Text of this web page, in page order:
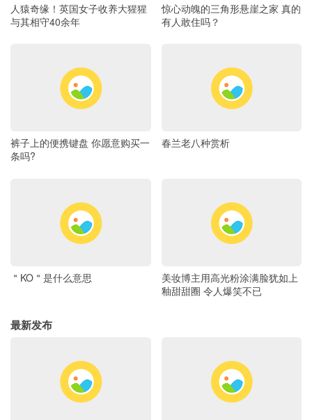
人猿奇缘！英国女子收养大猩猩
与其相守40余年
惊心动魄的三角形悬崖之家 真的
有人敢住吗？
裤子上的便携键盘 你愿意购买一
条吗?
春兰老八种赏析
＂KO＂是什么意思
美妆博主用高光粉涂满脸犹如上
釉甜甜圈 令人爆笑不已
最新发布